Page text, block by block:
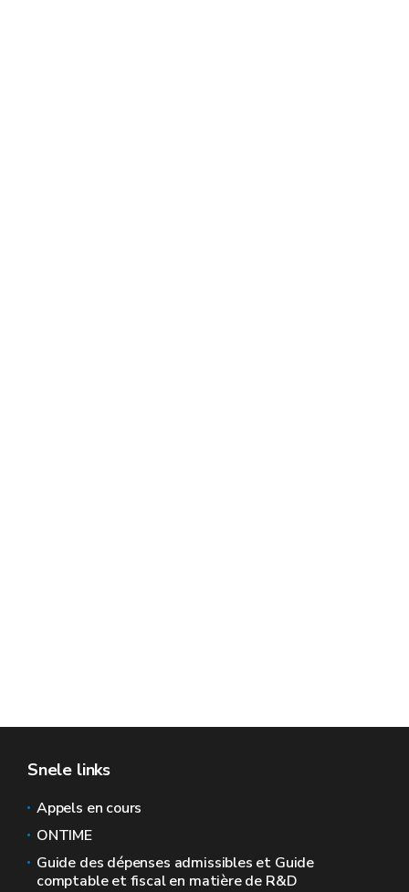
Snele links
Appels en cours
ONTIME
Guide des dépenses admissibles et Guide
comptable et fiscal en matière de R&D